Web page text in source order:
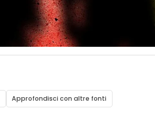
Approfondisci con altre fonti